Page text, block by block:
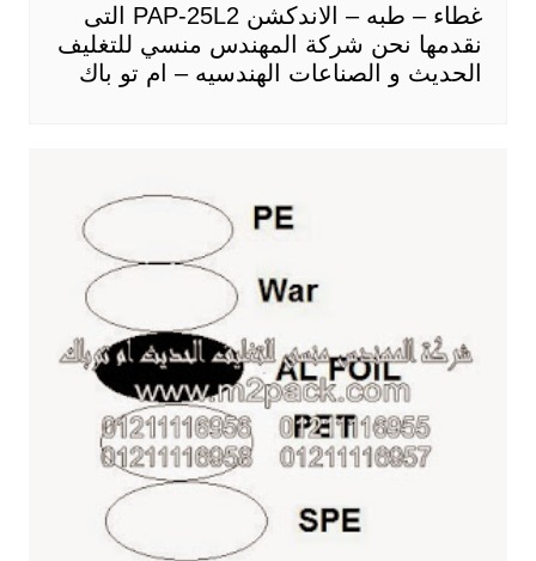
غطاء – طبه – الاندكشن PAP-25L2 التى
نقدمها نحن شركة المهندس منسي للتغليف
الحديث و الصناعات الهندسيه – ام تو باك